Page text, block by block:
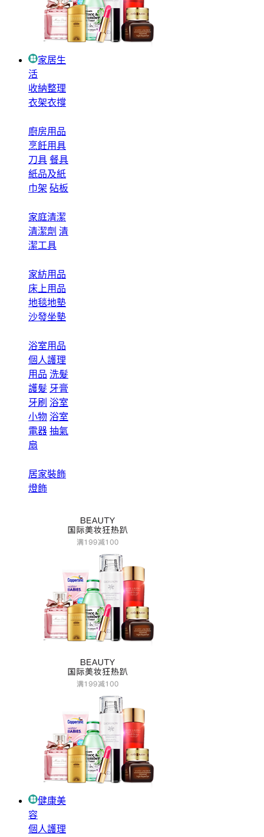
家居生
活
收納整理
衣架衣撐
廚房用品
烹飪用具
刀具 餐具
紙品及紙
巾架 砧板
家庭清潔
清潔劑 清
潔工具
家紡用品
床上用品
地毯地墊
沙發坐墊
浴室用品
個人護理
用品 洗髮
護髮 牙膏
牙刷 浴室
小物 浴室
電器 抽氣
扇
居家裝飾
燈飾
健康美
容
個人護理